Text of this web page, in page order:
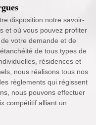
disposition notre savoir-
et où vous pouvez profiter
votre demande et de
de tous types de
résidences et
nous réalisons tous nos
règlements qui régissent
nous pouvons effectuer
compétitif alliant un